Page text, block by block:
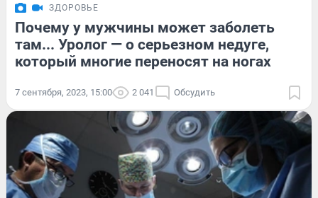
ЗДОРОВЬЕ
Почему у мужчины может заболеть
там... Уролог — о серьезном недуге,
который многие переносят на ногах
7 сентября, 2023, 15:00 2 041 Обсудить